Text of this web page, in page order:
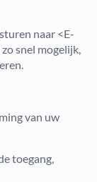
naar <E-
snel mogelijk,
van uw
toegang,